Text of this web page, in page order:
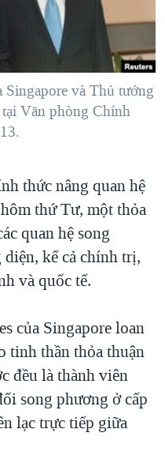
GAZA
NAM
VIỆT NAM
VIỆT NAM
TỪ NÔNG THÔN MỸ
và Thủ tướng
Văn phòng Chính
thức nâng quan hệ
thứ Tư, một thỏa
quan hệ song
kể cả chính trị,
và quốc tế.
của Singapore loan
tinh thần thỏa thuận
đều là thành viên
song phương ở cấp
lạc trực tiếp giữa